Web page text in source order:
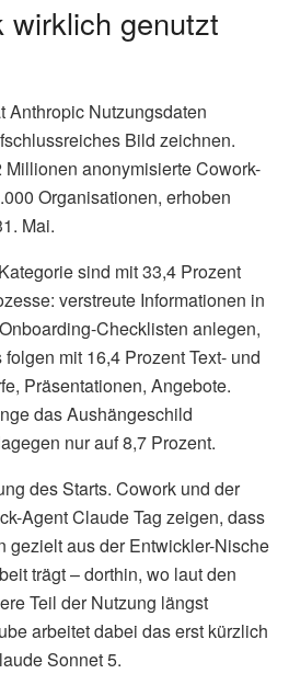
wirklich genutzt
Anthropic Nutzungsdaten
Bild zeichnen.
anonymisierte Cowork-
Organisationen, erhoben
Mai.
sind mit 33,4 Prozent
verstreute Informationen in
Checklisten anlegen,
mit 16,4 Prozent Text- und
Präsentationen, Angebote.
das Aushängeschild
nur auf 8,7 Prozent.
des Starts. Cowork und der
Agent Claude Tag zeigen, dass
gezielt aus der Entwickler-Nische
trägt – dorthin, wo laut den
Teil der Nutzung längst
arbeitet dabei das erst kürzlich
Sonnet 5.